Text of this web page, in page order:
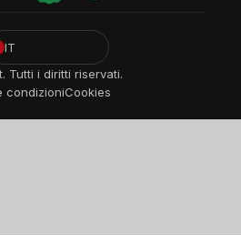
IT
Tutti i diritti riservati.
condizioniCookies